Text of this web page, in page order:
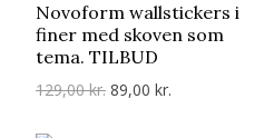
Novoform wallstickers i
finer med skoven som
tema. TILBUD
129,00 kr. 89,00 kr.